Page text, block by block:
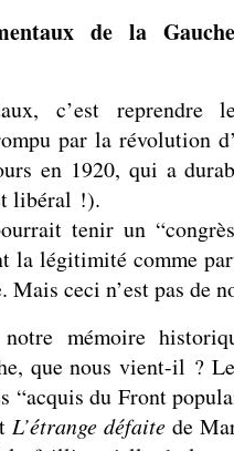
de la
c’est
par la révolution
en 1920, qui a
libéral !).
tenir un
la légitimité comme
ceci n’est pas de
mémoire
que nous vient-il ?
“acquis du Front
L’étrange défaite de